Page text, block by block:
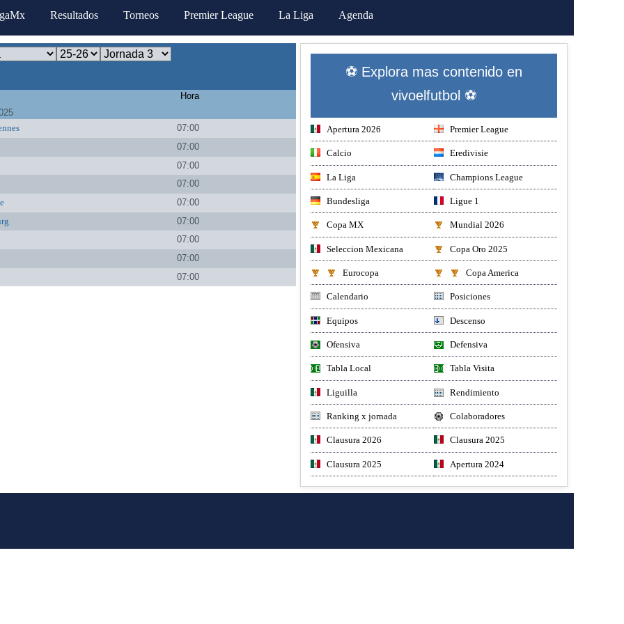
Resultados Torneos Premier League La Liga Agenda
Hora
07:00
07:00
07:00
07:00
07:00
07:00
07:00
07:00
07:00
⚽ Explora mas contenido en
vivoelfutbol ⚽
Apertura 2026 Premier League
Calcio Eredivisie
La Liga Champions League
Bundesliga Ligue 1
Copa MX Mundial 2026
Seleccion Mexicana Copa Oro 2025
Eurocopa Copa America
Calendario Posiciones
Equipos Descenso
Ofensiva Defensiva
Tabla Local Tabla Visita
Liguilla Rendimiento
Ranking x jornada Colaboradores
Clausura 2026 Clausura 2025
Clausura 2025 Apertura 2024